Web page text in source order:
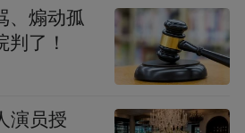
、煽动孤
了！
演员授